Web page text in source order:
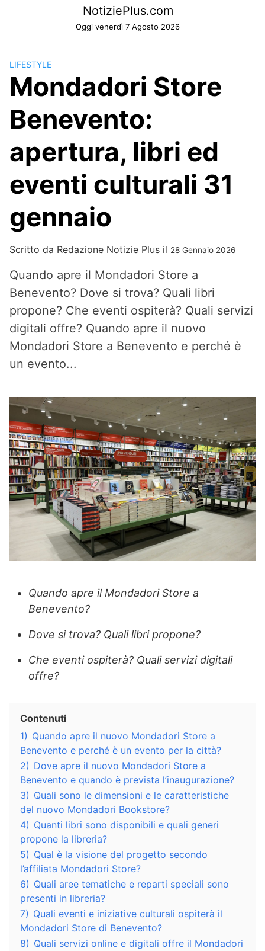
NotiziePlus.com
Oggi venerdì 7 Agosto 2026
LIFESTYLE
Mondadori Store
Benevento:
apertura, libri ed
eventi culturali 31
gennaio
Scritto da Redazione Notizie Plus il 28 Gennaio 2026
Quando apre il Mondadori Store a
Benevento? Dove si trova? Quali libri
propone? Che eventi ospiterà? Quali servizi
digitali offre? Quando apre il nuovo
Mondadori Store a Benevento e perché è
un evento...
Quando apre il Mondadori Store a
Benevento?
Dove si trova? Quali libri propone?
Che eventi ospiterà? Quali servizi digitali
offre?
Contenuti
1) Quando apre il nuovo Mondadori Store a
Benevento e perché è un evento per la città?
2) Dove apre il nuovo Mondadori Store a
Benevento e quando è prevista l’inaugurazione?
3) Quali sono le dimensioni e le caratteristiche
del nuovo Mondadori Bookstore?
4) Quanti libri sono disponibili e quali generi
propone la libreria?
5) Qual è la visione del progetto secondo
l’affiliata Mondadori Store?
6) Quali aree tematiche e reparti speciali sono
presenti in libreria?
7) Quali eventi e iniziative culturali ospiterà il
Mondadori Store di Benevento?
8) Quali servizi online e digitali offre il Mondadori